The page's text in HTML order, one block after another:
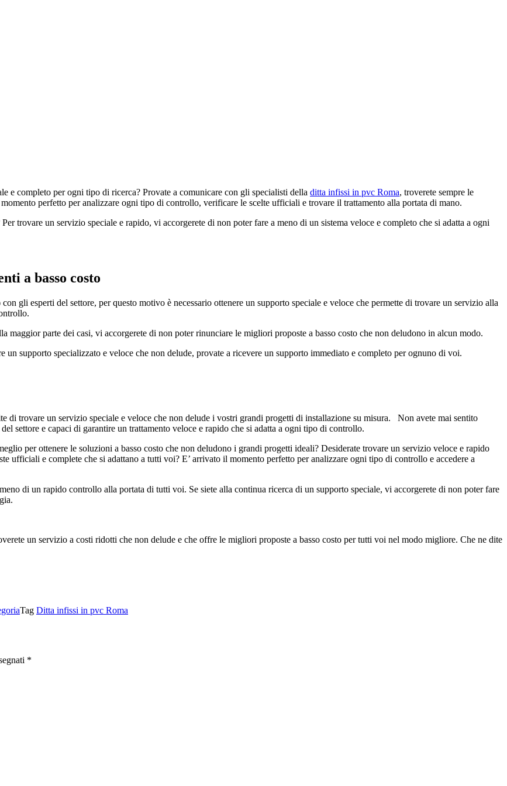
e completo per ogni tipo di ricerca? Provate a comunicare con gli specialisti della ditta infissi in pvc Roma, troverete sempre le
perfetto per analizzare ogni tipo di controllo, verificare le scelte ufficiali e trovare il trattamento alla portata di mano.
trovare un servizio speciale e rapido, vi accorgerete di non poter fare a meno di un sistema veloce e completo che si adatta a ogni
a basso costo
gli esperti del settore, per questo motivo è necessario ottenere un supporto speciale e veloce che permette di trovare un servizio alla
maggior parte dei casi, vi accorgerete di non poter rinunciare le migliori proposte a basso costo che non deludono in alcun modo.
supporto specializzato e veloce che non delude, provate a ricevere un supporto immediato e completo per ognuno di voi.
di trovare un servizio speciale e veloce che non delude i vostri grandi progetti di installazione su misura. Non avete mai sentito
settore e capaci di garantire un trattamento veloce e rapido che si adatta a ogni tipo di controllo.
per ottenere le soluzioni a basso costo che non deludono i grandi progetti ideali? Desiderate trovare un servizio veloce e rapido
ufficiali e complete che si adattano a tutti voi? E’ arrivato il momento perfetto per analizzare ogni tipo di controllo e accedere a
di un rapido controllo alla portata di tutti voi. Se siete alla continua ricerca di un supporto speciale, vi accorgerete di non poter fare
un servizio a costi ridotti che non delude e che offre le migliori proposte a basso costo per tutti voi nel modo migliore. Che ne dite
Tag Ditta infissi in pvc Roma
*